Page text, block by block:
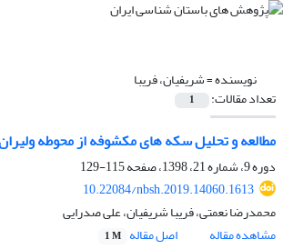
نویسنده =شریفیان، فریبا
تعداد مقالات: 1
مطالعه و تحلیل سکه های مکشوفه از محوطه
دوره 9، شماره 21، 1398، صفحه
115-129
10.22084/nbsh.2019.14060.1613
محمدرضا نعمتی، فریبا شریفیان، علی صدرایی
مشاهده مقاله
اصل مقاله 1 M